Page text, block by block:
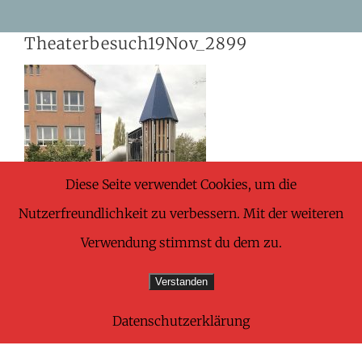
content
Theaterbesuch19Nov_2899
Diese Seite verwendet Cookies, um die
Nutzerfreundlichkeit zu verbessern. Mit der weiteren
Verwendung stimmst du dem zu.
Verstanden
Datenschutzerklärung